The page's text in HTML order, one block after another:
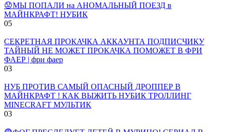
😟МЫ ПОПАЛИ на АНОМАЛЬНЫЙ ПОЕЗД в
МАЙНКРАФТ! НУБИК
05
СЕКРЕТНАЯ ПРОКАЧКА АККАУНТА ПОДПИСЧИКУ
ТАЙНЫЙ НЕ МОЖЕТ ПРОКАЧКА ПОМОЖЕТ В ФРИ
ФАЕР | фри фаер
03
НУБ ПРОТИВ САМЫЙ ОПАСНЫЙ ДРОППЕР В
МАЙНКРАФТ ! КАК ВЫЖИТЬ НУБИК ТРОЛЛИНГ
MINECRAFT МУЛЬТИК
03